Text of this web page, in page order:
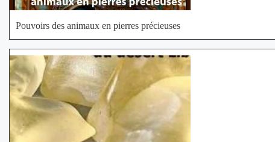
Pouvoirs des animaux en pierres précieuses